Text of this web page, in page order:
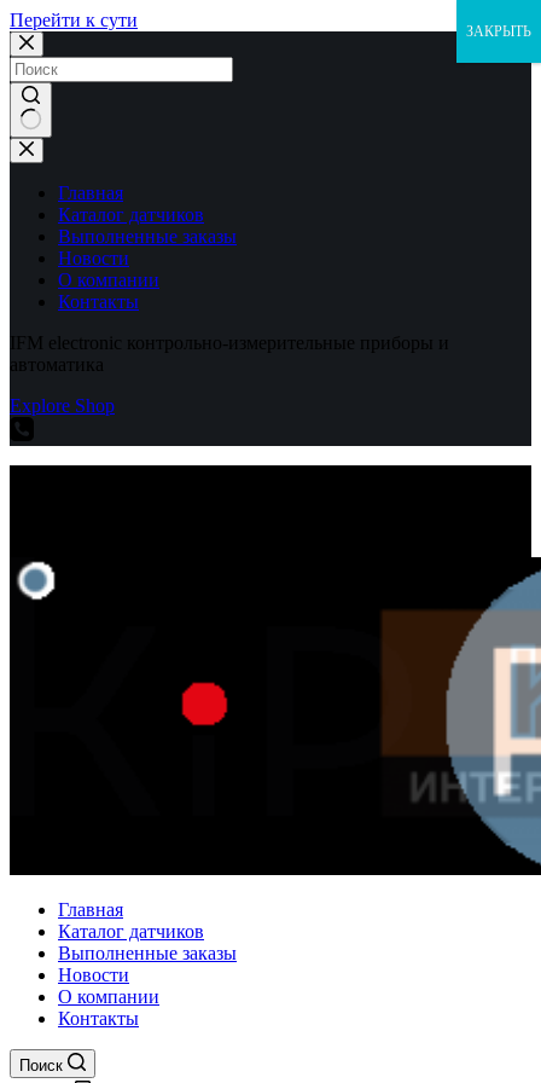
Перейти к сути
Ничего
не
найденоГлавная
Каталог датчиков
Выполненные заказы
Новости
О компании
Контакты
IFM electronic контрольно-измерительные приборы и
автоматика
Explore Shop
Главная
Каталог датчиков
Выполненные заказы
Новости
О компании
Контакты
Поиск
ЗАКРЫТЬ